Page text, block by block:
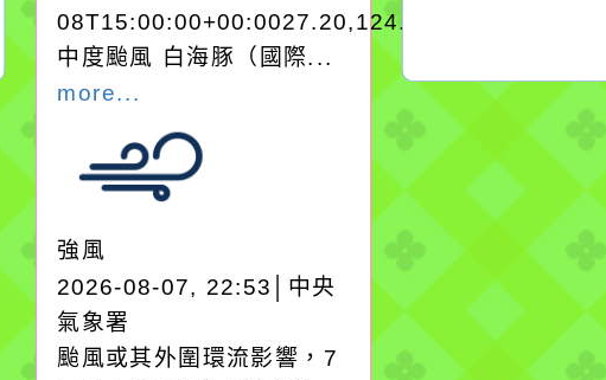
08T15:00:00+00:0027.20,124.204050950280
中度颱風 白海豚（國際...
more...
強風
2026-08-07, 22:53│中央
氣象署
颱風或其外圍環流影響，7